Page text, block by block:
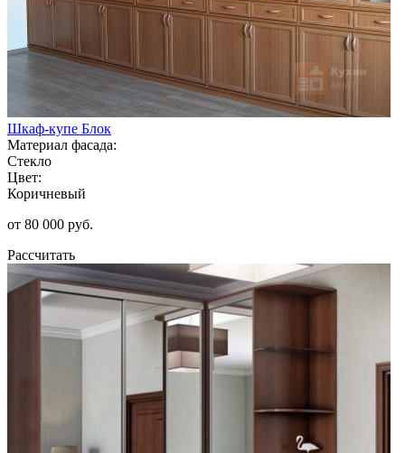
Шкаф-купе Блок
Материал фасада:
Стекло
Цвет:
Коричневый
от 80 000 руб.
Рассчитать